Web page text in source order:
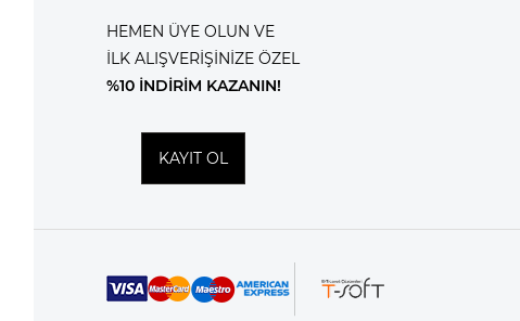
HEMEN ÜYE OLUN VE
İLK ALIŞVERİŞİNİZE ÖZEL
%10 İNDİRİM KAZANIN!
KAYIT OL